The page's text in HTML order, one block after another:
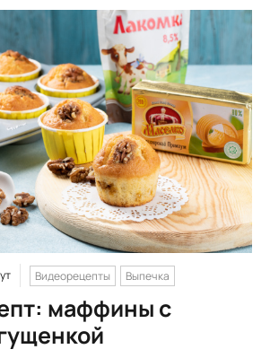
Видеорецепты Выпечка
маффины с